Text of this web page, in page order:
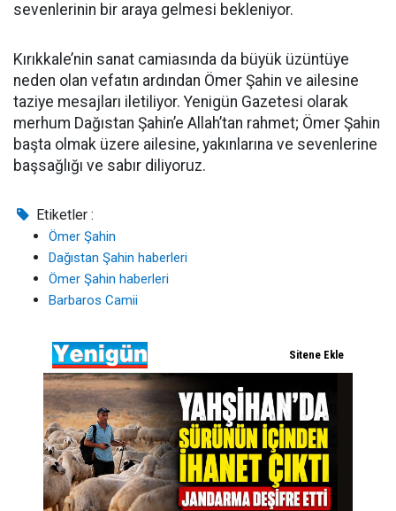
sevenlerinin bir araya gelmesi bekleniyor.
Kırıkkale’nin sanat camiasında da büyük üzüntüye
neden olan vefatın ardından Ömer Şahin ve ailesine
taziye mesajları iletiliyor. Yenigün Gazetesi olarak
merhum Dağıstan Şahin’e Allah’tan rahmet; Ömer Şahin
başta olmak üzere ailesine, yakınlarına ve sevenlerine
başsağlığı ve sabır diliyoruz.
Etiketler :
Ömer Şahin
Dağıstan Şahin haberleri
Ömer Şahin haberleri
Barbaros Camii